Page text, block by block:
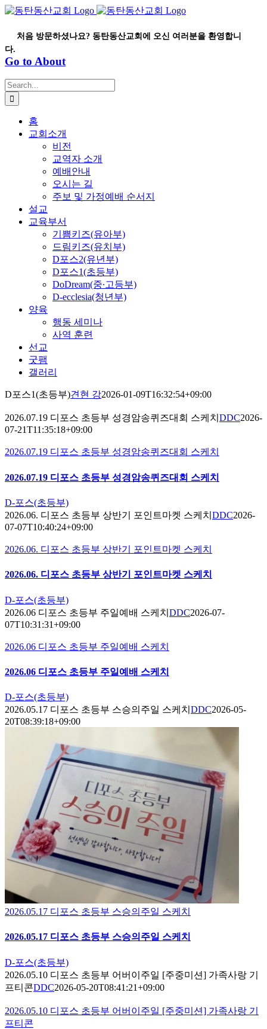
Skip
content
처음 방문하셨나요? 동탄동산교회에 오신 여러분을 환영합니
다.
Go to About
Search
for:
홈
교회소개
비전
교역자 소개
예배안내
오시는 길
주보 및 가정예배 순서지
설교
교육부서
기쁨키즈(유아부)
드림키즈(유치부)
D포스2(유년부)
D포스1(초등부)
DoDream(중∙고등부)
D-ecclesia(청년부)
양육
행동 세미나
사역 훈련
선교
굿팸
갤러리
D포스1(초등부)견현 강2026-01-09T16:32:54+09:00
2026.07.19 디포스 초등부 성경암송퀴즈대회 스케치 DDC2026-
07-21T11:35:18+09:00
2026.07.19 디포스 초등부 성경암송퀴즈대회 스케치
2026.07.19 디포스 초등부 성경암송퀴즈대회 스케치
D-포스(초등부)
2026.06. 디포스 초등부 상반기 포인트마켓 스케치 DDC2026-
07-07T10:40:24+09:00
2026.06. 디포스 초등부 상반기 포인트마켓 스케치
2026.06. 디포스 초등부 상반기 포인트마켓 스케치
D-포스(초등부)
2026.06 디포스 초등부 주일예배 스케치 DDC2026-07-
07T10:31:31+09:00
2026.06 디포스 초등부 주일예배 스케치
2026.06 디포스 초등부 주일예배 스케치
D-포스(초등부)
2026.05.17 디포스 초등부 스승의주일 스케치 DDC2026-05-
20T08:39:18+09:00
2026.05.17 디포스 초등부 스승의주일 스케치
2026.05.17 디포스 초등부 스승의주일 스케치
D-포스(초등부)
2026.05.10 디포스 초등부 어버이주일 [주중미션] 가족사랑 기
프티콘DDC2026-05-20T08:41:21+09:00
2026.05.10 디포스 초등부 어버이주일 [주중미션] 가족사랑 기
프티콘